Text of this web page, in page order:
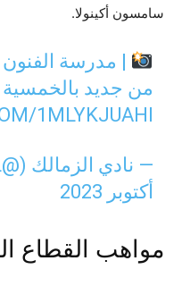
سامسون أكينولا.
| مدرسة الفنون
من جديد
1MLYKJUAHI
— نادي الزمالك (@ZSCOFFICIAL)
أكتوبر 2023
مواهب القطاع